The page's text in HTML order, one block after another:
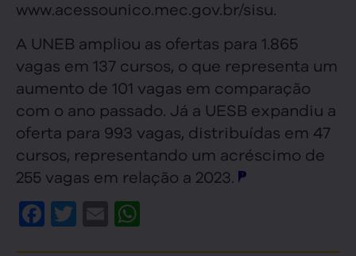
www.acessounico.mec.gov.br/sisu.
A UNEB ampliou as ofertas para 1.865
vagas em 137 cursos, o que representa um
aumento de 101 vagas em comparação
com o ano passado. Já a UESB expandiu a
oferta para 993 vagas, distribuídas em 47
cursos, representando um acréscimo de
255 vagas em relação a 2023.
Facebook
Twitter
Email